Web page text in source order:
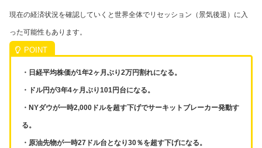
現在の経済状況を確認していくと世界全体でリセッション（景気後退）に入
った可能性もあります。
・日経平均株価が1年2ヶ月ぶり2万円割れになる。
・ドル円が3年4ヶ月ぶり101円台になる。
・NYダウが一時2,000ドルを超す下げでサーキットブレーカー発動す
る。
・原油先物が一時27ドル台となり30％を超す下げになる。